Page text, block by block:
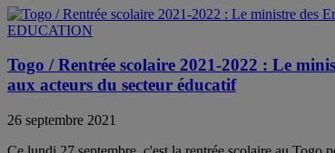
EDUCATION
Togo / Rentrée scolaire 2021-2022 : Le
aux acteurs du secteur éducatif
26 septembre 2021